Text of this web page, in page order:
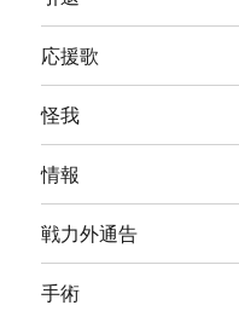
応援歌
怪我
情報
戦力外通告
手術